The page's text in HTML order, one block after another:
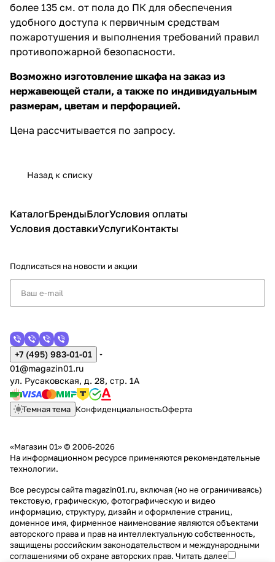
более 135 см. от пола до ПК для обеспечения
удобного доступа к первичным средствам
пожаротушения и выполнения требований правил
противопожарной безопасности.
Возможно изготовление шкафа на заказ из
нержавеющей стали, а также по индивидуальным
размерам, цветам и перфорацией.
Цена рассчитывается по запросу.
Назад к списку
КаталогБрендыБлогУсловия оплаты
Условия доставкиУслугиКонтакты
Подписаться на новости и акции
+7 (495) 983-01-01
01@magazin01.ru
ул. Русаковская, д. 28, стр. 1А
Темная тема КонфиденциальностьОферта
«Магазин 01» © 2006-2026
На информационном ресурсе применяются рекомендательные
технологии.
Все ресурсы сайта magazin01.ru, включая (но не ограничиваясь)
текстовую, графическую, фотографическую и видео
информацию, структуру, дизайн и оформление страниц,
доменное имя, фирменное наименование являются объектами
авторского права и прав на интеллектуальную собственность,
защищены российским законодательством и международными
соглашениями об охране авторских прав. Читать далее